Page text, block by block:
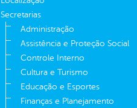
Secretarias
Administração
Assistência e Proteção Social
Controle Interno
Cultura e Turismo
Educação e Esportes
Finanças e Planejamento